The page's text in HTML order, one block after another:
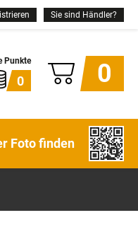
Sie sind Händler?
0 0
Foto finden